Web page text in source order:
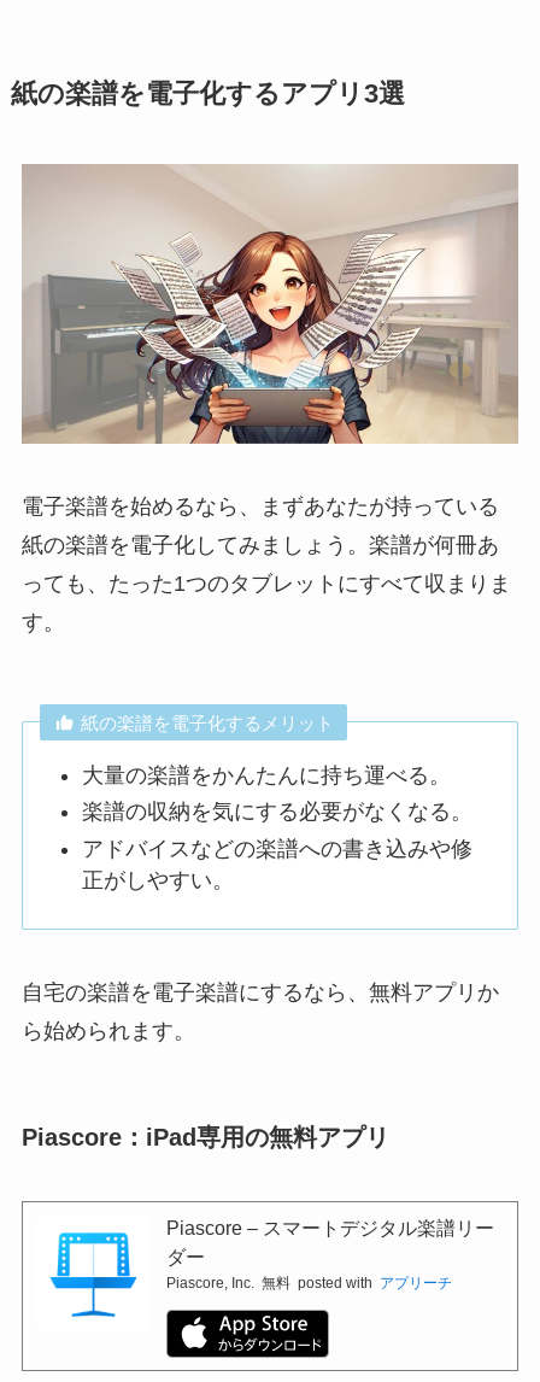
紙の楽譜を電子化するアプリ3選
電子楽譜を始めるなら、まずあなたが持っている
紙の楽譜を電子化してみましょう。楽譜が何冊あ
っても、たった1つのタブレットにすべて収まりま
す。
紙の楽譜を電子化するメリット
大量の楽譜をかんたんに持ち運べる。
楽譜の収納を気にする必要がなくなる。
アドバイスなどの楽譜への書き込みや修
正がしやすい。
自宅の楽譜を電子楽譜にするなら、無料アプリか
ら始められます。
Piascore：iPad専用の無料アプリ
Piascore – スマートデジタル楽譜リー
ダー
Piascore, Inc. 無料 posted with アプリーチ